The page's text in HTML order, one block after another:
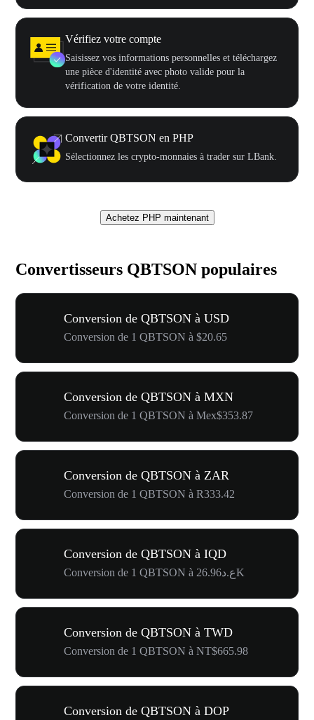
Vérifiez votre compte
Saisissez vos informations personnelles et téléchargez
une pièce d'identité avec photo valide pour la
vérification de votre identité.
Convertir QBTSON en PHP
Sélectionnez les crypto-monnaies à trader sur LBank.
Achetez PHP maintenant
Convertisseurs QBTSON populaires
Conversion de QBTSON à USD
Conversion de 1 QBTSON à $20.65
Conversion de QBTSON à MXN
Conversion de 1 QBTSON à Mex$353.87
Conversion de QBTSON à ZAR
Conversion de 1 QBTSON à R333.42
Conversion de QBTSON à IQD
Conversion de 1 QBTSON à ع.د26.96K
Conversion de QBTSON à TWD
Conversion de 1 QBTSON à NT$665.98
Conversion de QBTSON à DOP